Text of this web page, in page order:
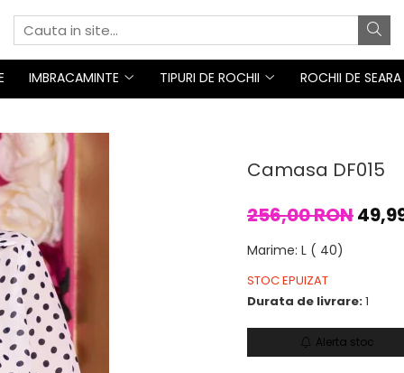
IMBRACAMINTE TIPURI DE ROCHII ROCHII DE SEARA
Camasa DF015
256,00 RON
Marime: L ( 40)
STOC EPUIZAT
Durata de livrare:1
Alerta stoc